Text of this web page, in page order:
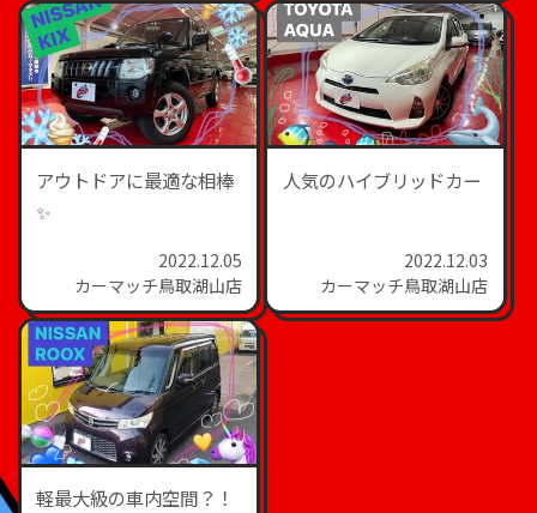
アウトドアに最適な相棒
✨
2022.12.05
カーマッチ鳥取湖山店
人気のハイブリッドカー
2022.12.03
カーマッチ鳥取湖山店
軽最大級の車内空間？！